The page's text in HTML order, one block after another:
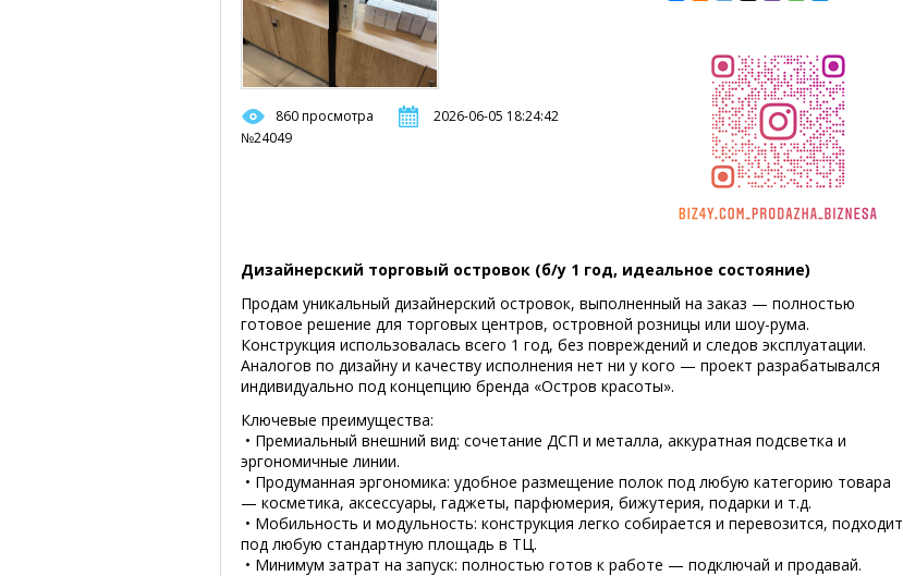
860 просмотра
2026-06-05 18:24:42
№24049
Дизайнерский торговый островок (б/у 1 год, идеальное состояние)
Продам уникальный дизайнерский островок, выполненный на заказ — полностью
готовое решение для торговых центров, островной розницы или шоу-рума.
Конструкция использовалась всего 1 год, без повреждений и следов эксплуатации.
Аналогов по дизайну и качеству исполнения нет ни у кого — проект разрабатывался
индивидуально под концепцию бренда «Остров красоты».
Ключевые преимущества:
• Премиальный внешний вид: сочетание ДСП и металла, аккуратная подсветка и
эргономичные линии.
• Продуманная эргономика: удобное размещение полок под любую категорию товара
— косметика, аксессуары, гаджеты, парфюмерия, бижутерия, подарки и т.д.
• Мобильность и модульность: конструкция легко собирается и перевозится, подходит
под любую стандартную площадь в ТЦ.
• Минимум затрат на запуск: полностью готов к работе — подключай и продавай.